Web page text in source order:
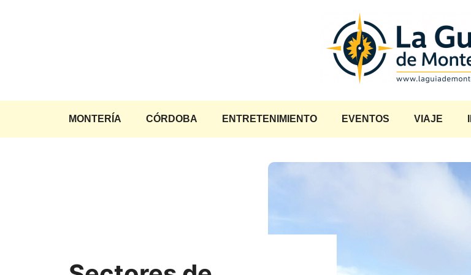
MONTERÍA CÓRDOBA ENTRETENIMIENTO EVENTOS VIAJE